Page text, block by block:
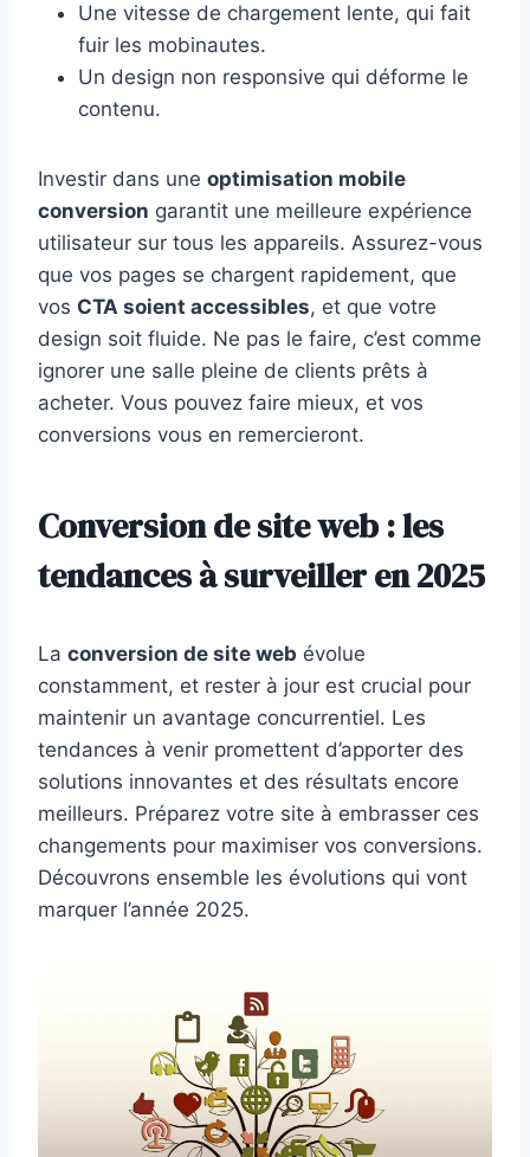
Une vitesse de chargement lente, qui fait
fuir les mobinautes.
Un design non responsive qui déforme le
contenu.
Investir dans une optimisation mobile
conversion garantit une meilleure expérience
utilisateur sur tous les appareils. Assurez-vous
que vos pages se chargent rapidement, que
vos CTA soient accessibles, et que votre
design soit fluide. Ne pas le faire, c’est comme
ignorer une salle pleine de clients prêts à
acheter. Vous pouvez faire mieux, et vos
conversions vous en remercieront.
Conversion de site web : les
tendances à surveiller en 2025
La conversion de site web évolue
constamment, et rester à jour est crucial pour
maintenir un avantage concurrentiel. Les
tendances à venir promettent d’apporter des
solutions innovantes et des résultats encore
meilleurs. Préparez votre site à embrasser ces
changements pour maximiser vos conversions.
Découvrons ensemble les évolutions qui vont
marquer l’année 2025.